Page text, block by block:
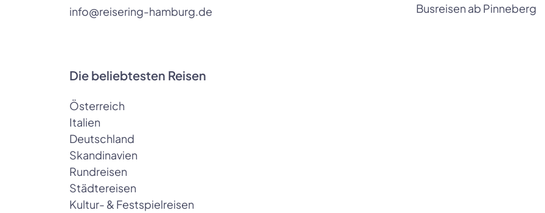
info@reisering-hamburg.de
Die beliebtesten Reisen
Österreich
Italien
Deutschland
Skandinavien
Rundreisen
Städtereisen
Kultur- & Festspielreisen
Busreisen ab Pinneberg